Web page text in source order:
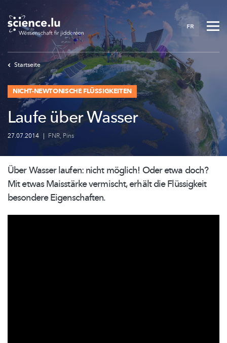
Skip
main
content
FR
Startseite
NICHT-NEWTONISCHE FLÜSSIGKEITEN
Laufe über Wasser
27.07.2014 | FNR, Pins
Über Wasser laufen: nicht möglich! Oder etwa doch?
Mit etwas Maisstärke vermischt, erhält die Flüssigkeit
besondereEigenschaften.